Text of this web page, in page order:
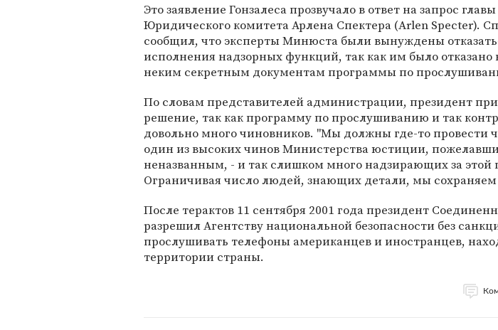
Это заявление Гонзалеса прозвучало в ответ на запрос главы
Юридического комитета Арлена Спектера (Arlen Specter).
сообщил, что эксперты Минюста были вынуждены
исполнения надзорных функций, так как им было отказано
неким секретным документам программы по
По словам представителей администрации, президент
решение, так как программу по прослушиванию и так
довольно много чиновников. "Мы должны где-то провести
один из высоких чинов Министерства юстиции,
неназванным, - и так слишком много надзирающих за этой
Ограничивая число людей, знающих детали, мы сохраняем
После терактов 11 сентября 2001 года президент
разрешил Агентству национальной безопасности без
прослушивать телефоны американцев и иностранцев,
территории страны.